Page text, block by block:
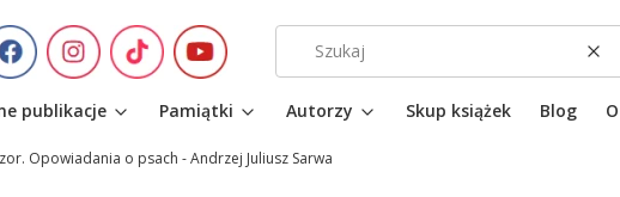
publikacje Pamiątki Autorzy Skup książek Blog
Opowiadania o psach - Andrzej Juliusz Sarwa